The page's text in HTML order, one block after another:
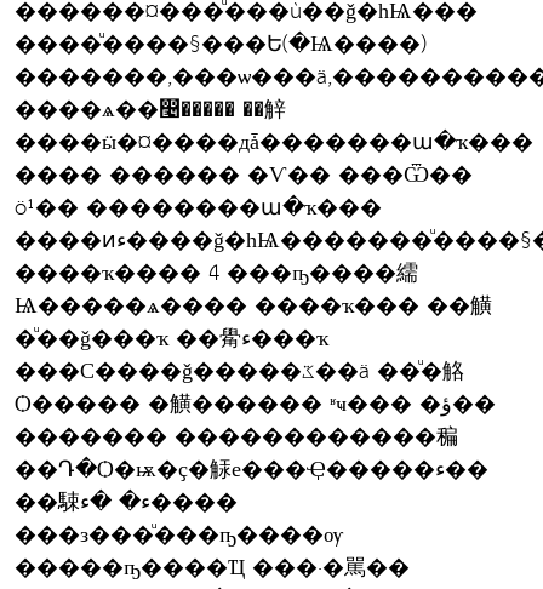
������¤���ͧ���ù��ǧ�һѨ���
����ͧ����§���Ե(�Ѩ����)
����ѧ��෤����� ��觪
����ӹ�¤����дǡ�������ա�ҡ���
���� ������ �Ѵ�� ���Ѿ��
ö¹�� ��������ա�ҡ���
����ͷء����ǧ�һѨ�������ͧ����§���Ե���͵ͺʹͧ������ͧ��âͧ���
����ҡ���� 4 ���ҧ����繻
Ѩ�����ѧ���� ����ҡ��� ��觵
�ͧ��ǧ���ҡ ��觷ء���ҡ
���С����ǧ�����ػ��ä ��ͧ�觡
Ѻ����� �觵������ ʶҹ��� �ؤ��
������� ������������稨
��Դ�Ѻ�ѭ�ҫ�觨е���Ҿ�����ء��
��駷ء� �ء����
���з���ͧ���ҧ����ѹ
�����ҧ����Ҵ ���·�駡��